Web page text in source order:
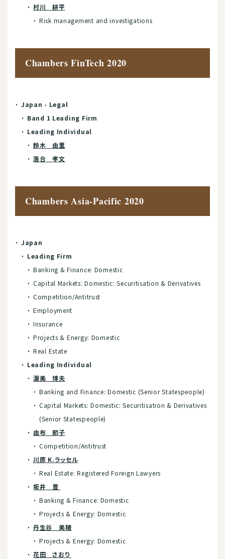
村川 耕平
Risk management and investigations
Chambers FinTech 2020
Japan - Legal
Band 1 Leading Firm
Leading Individual
鈴木 由里
落合 孝文
Chambers Asia-Pacific 2020
Japan
Leading Firm
Banking & Finance: Domestic
Capital Markets: Domestic: Securitisation & Derivatives
Competition/Antitrust
Employment
Insurance
Projects & Energy: Domestic
Real Estate
Leading Individual
渥美 博夫
Banking and Finance: Domestic (Senior Statespeople)
Capital Markets: Domestic: Securitisation & Derivatives
(Senior Statespeople)
由布 節子
Competition/Antitrust
川原 K.ラッセル
Real Estate: Registered Foreign Lawyers
坂井 豊
Banking & Finance: Domestic
Projects & Energy: Domestic
丹生谷 美穂
Projects & Energy: Domestic
花田 さおり